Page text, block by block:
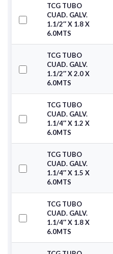
TCG TUBO
CUAD. GALV.
1.1/2″ X 1.8 X
6.0MTS
TCG TUBO
CUAD. GALV.
1.1/2″ X 2.0 X
6.0MTS
TCG TUBO
CUAD. GALV.
1.1/4″ X 1.2 X
6.0MTS
TCG TUBO
CUAD. GALV.
1.1/4″ X 1.5 X
6.0MTS
TCG TUBO
CUAD. GALV.
1.1/4″ X 1.8 X
6.0MTS